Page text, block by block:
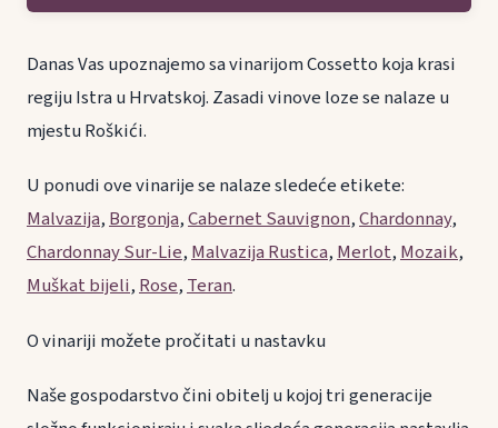
Danas Vas upoznajemo sa vinarijom Cossetto koja krasi
regiju Istra u Hrvatskoj. Zasadi vinove loze se nalaze u
mjestu Roškići.
U ponudi ove vinarije se nalaze sledeće etikete:
Malvazija,Borgonja,Cabernet Sauvignon,Chardonnay,
Chardonnay Sur-Lie,Malvazija Rustica,Merlot,Mozaik,
Muškat bijeli,Rose,Teran.
O vinariji možete pročitati u nastavku
Naše gospodarstvo čini obitelj u kojoj tri generacije